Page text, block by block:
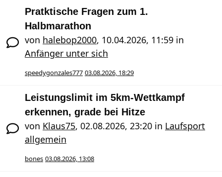
Pratktische Fragen zum 1.
Halbmarathon
von halebop2000, 10.04.2026, 11:59 in
Anfänger unter sich
speedygonzales777 03.08.2026, 18:29
Leistungslimit im 5km-Wettkampf
erkennen, grade bei Hitze
von Klaus75, 02.08.2026, 23:20 in Laufsport
allgemein
bones 03.08.2026, 13:08